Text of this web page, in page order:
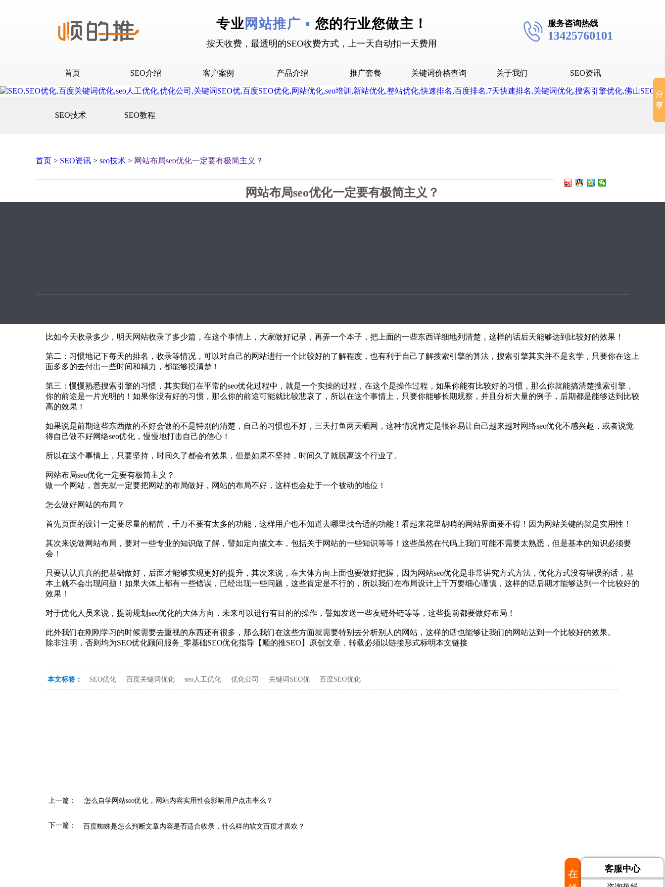
专业 网站推广 ▪ 您的行业您做主！
按天收费，最透明的SEO收费方式，上一天自动扣一天费用
服务咨询热线
13425760101
首页 SEO介绍
合作流程
客户案例 产品介绍 推广套餐 关键词价格查询 关于我们 SEO资讯
SEO技术 SEO教程
首页 > SEO资讯 > seo技术 > 网站布局seo优化一定要有极简主义？
网站布局seo优化一定要有极简主义？
比如今天收录多少，明天网站收录了多少篇，‍‍在这个事情上，大家做好记录，再弄一个本子，把上面的一些东西详细地列清楚，这样的话后天能够达到比较好的效果！
第二：‍‍习惯地记下每天的排名，收录等情况，可以对自己的网站进行一个比较好的了解程度，也有利于自己了解搜索引擎的算法，搜索引擎其实并不是玄学，‍‍只要你在这上
面多多的去付出一些时间和精力，都能够摸清楚！
第三：慢慢熟悉搜索引擎的习惯，其实我们在‍‍平常的seo优化过程中，就是一个实操的过程，在这个是操作过程，如果你能有比较好的习惯，‍‍那么你就能搞清楚搜索引擎，
你的前途是一片光明的！如果你没有好的习惯，那么你的前途可能就比较悲哀了，‍‍所以在这个事情上，只要你能够长期观察，并且分析大量的例子，后期都是能够达到比较
高的效果！
如果说是前期这些东西做的不好会做的‍‍不是特别的清楚，自己的习惯也不好，三天打鱼两天晒网，这种情况肯定是很容易让自己‍‍越来越对网络seo优化不感兴趣，或者说觉
得自己做不好网络seo优化，慢慢地打击自己的信心！
‍‍所以在这个事情上，只要坚持，时间久了都会有效果，但是如果不坚持，时间久了就脱离这个行业了。
网站布局seo优化一定要有极简主义？
做一个网站，首先就一定要把网站的布局做好，‍‍网站的布局不好，这样也会‍‍处于一个被动的地位！
‍‍怎么做好网站的布局？
首先‍‍页面的设计一定要尽量的精简，千万不要有太多的功能，这样用户也不知道去哪里找合适的功能！看起来花里胡哨的网站界面要不得！因为网站关键的就是实用性！
‍‍其次来说做网站布局，要对一些专业的知识做了解，譬如定向描文本，包括关于网站的一些知识等等！这些‍‍虽然在代码上我们可能不需要太熟悉，但是基本的知识必须要
会！
只要认认真真的把基础做好，后面才能够实现更好的提升，‍‍其次来说，在大体方向上面也要做好把握，因为网站seo优化是非常讲究方式方法，优化方式‍‍没有错误的话，基
本上就不会出现问题！如果大体上都有一些错误，已经出现一些问题，这些肯定是不行的，‍‍所以我们在布局设计上千万要细心谨慎，‍‍这样的话后期才能够达到一个比较好的
效果！
对于优化人员来说，提前规划seo优化的大体方向，未来可以进行有目的的操作，譬如发送一些友链外链等等，这些提前都要做好布局！
‍‍此外我们在刚刚学习的时候需要‍‍去重视的东西还有很多，那么我们在这些方面就需要特别去分析别人的网站，这样的话也能够让我们的网站‍‍达到一个比较好的效果。‍
除非注明，否则均为SEO优化顾问服务_零基础SEO优化指导【顺的推SEO】原创文章，转载必须以链接形式标明本文链接
本文标签： SEO优化 百度关键词优化 seo人工优化 优化公司 关键词SEO优 百度SEO优化
上一篇： ‍‍怎么自学网站seo优化，网站内容实用性会影响用户点击率么？
下一篇： ‍百度蜘蛛是怎么判断文章内容是否适合收录，‍‍什么样的软文百度才喜欢？
在
客服中心